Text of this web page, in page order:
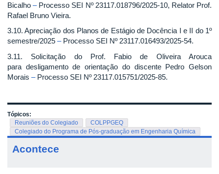
Bicalho– Processo SEI Nº 23117.018796/2025-10, Relator Prof.
Rafael Bruno Vieira.
3.10. Apreciação dos Planos de Estágio de Docência I e II do 1º
semestre/2025 – Processo SEI Nº 23117.016493/2025-54.
3.11. Solicitação do Prof. Fabio de Oliveira Arouca
para desligamento de orientação do discente Pedro Gelson
Morais –Processo SEI Nº 23117.015751/2025-85.
Tópicos:
Reuniões do Colegiado
COLPPGEQ
Colegiado do Programa de Pós-graduação em Engenharia Química
Acontece